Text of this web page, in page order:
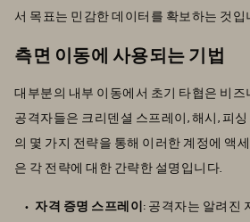
서 목표는 민감한 데이터를 확보하는 것입
측면 이동에 사용되는 기법
대부분의 내부 이동에서 초기 타협은 비
공격자들은 크리덴셜 스프레이, 해시, 피
의 몇 가지 전략을 통해 이러한 계정에 액
은 각 전략에 대한 간략한 설명입니다.
자격 증명 스프레이: 공격자는 알려진